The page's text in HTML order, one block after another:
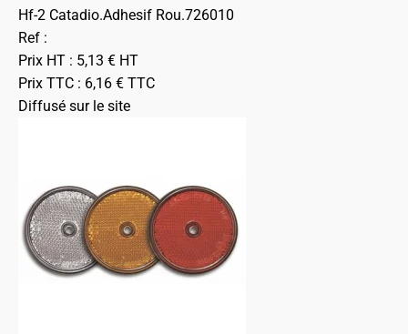
Hf-2 Catadio.Adhesif Rou.726010
Ref :
Prix HT : 5,13 € HT
Prix TTC : 6,16 € TTC
Diffusé sur le site